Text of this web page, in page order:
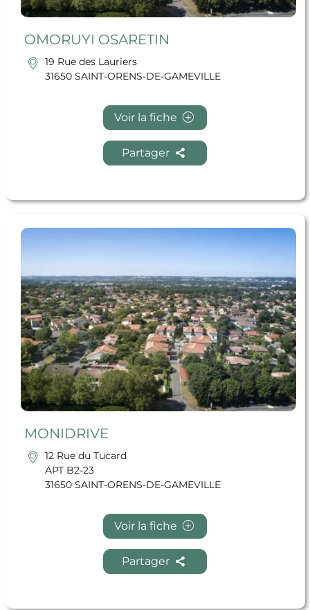
OMORUYI OSARETIN
19 Rue des Lauriers
31650 SAINT-ORENS-DE-GAMEVILLE
Voir la fiche
Partager
MONIDRIVE
12 Rue du Tucard
APT B2-23
31650 SAINT-ORENS-DE-GAMEVILLE
Voir la fiche
Partager